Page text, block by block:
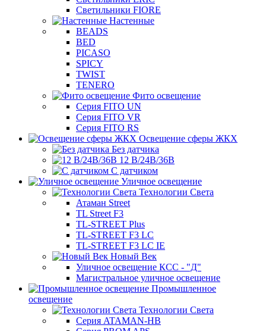
Светильники FIORE
Настенные
BEADS
BED
PICASO
SPICY
TWIST
TENERO
Фито освещение
Серия FITO UN
Серия FITO VR
Серия FITO RS
Освещение сферы ЖКХ
Без датчика
12 В/24В/36В
С датчиком
Уличное освещение
Технологии Света
Атаман Street
TL Street F3
TL-STREET Plus
TL-STREET F3 LC
TL-STREET F3 LC IE
Новый Век
Уличное освещение КСС - "Д"
Магистральное уличное освещение
Промышленное
освещение
Технологии Света
Серия ATAMAN-HB